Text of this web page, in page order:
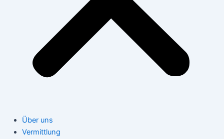
Über uns
Vermittlung